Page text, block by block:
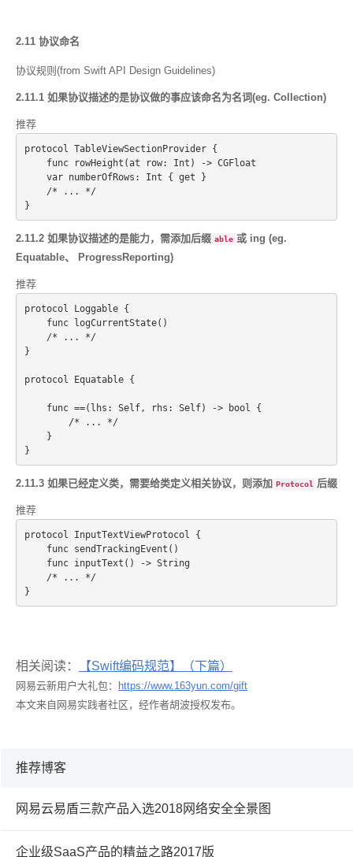
2.11 协议命名
协议规则(from Swift API Design Guidelines)
2.11.1 如果协议描述的是协议做的事应该命名为名词(eg. Collection)
推荐
protocol TableViewSectionProvider {
    func rowHeight(at row: Int) -> CGFloat
    var numberOfRows: Int { get }
    /* ... */
2.11.2 如果协议描述的是能力，需添加后缀 able 或 ing (eg.
Equatable、 ProgressReporting)
推荐
protocol Loggable {
    func logCurrentState()
    /* ... */
}
protocol Equatable {
    func ==(lhs: Self, rhs: Self) -> bool {
        /* ... */
    }
2.11.3 如果已经定义类，需要给类定义相关协议，则添加 Protocol 后缀
推荐
protocol InputTextViewProtocol {
    func sendTrackingEvent()
    func inputText() -> String
    /* ... */
相关阅读： 【Swift编码规范】（下篇）
网易云新用户大礼包： https://www.163yun.com/gift
本文来自网易实践者社区，经作者胡波授权发布。
推荐博客
网易云易盾三款产品入选2018网络安全全景图
企业级SaaS产品的精益之路2017版